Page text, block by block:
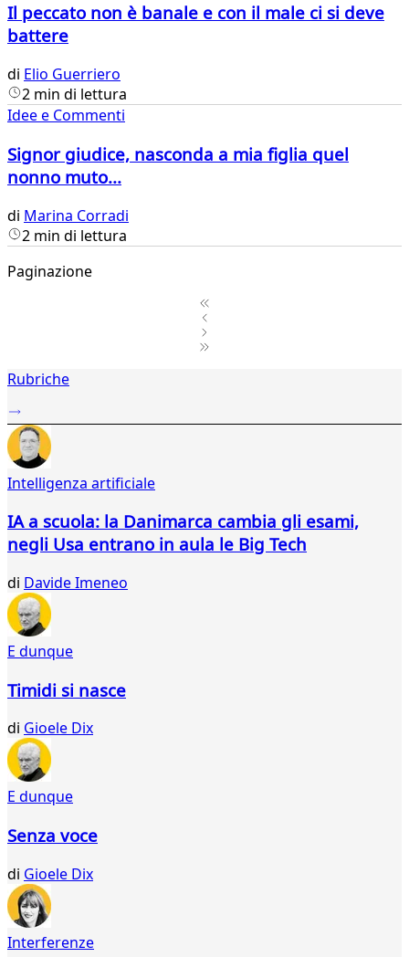
Il peccato non è banale e con il male ci si deve
battere
di Elio Guerriero
2 min di lettura
Idee e Commenti
Signor giudice, nasconda a mia figlia quel
nonno muto...
di Marina Corradi
2 min di lettura
Paginazione
2Rubriche
Intelligenza artificiale
IA a scuola: la Danimarca cambia gli esami,
negli Usa entrano in aula le Big Tech
di Davide Imeneo
E dunque
Timidi si nasce
di Gioele Dix
E dunque
Senza voce
di Gioele Dix
Interferenze